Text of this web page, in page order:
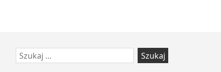
Przejdź
do
Szukaj: